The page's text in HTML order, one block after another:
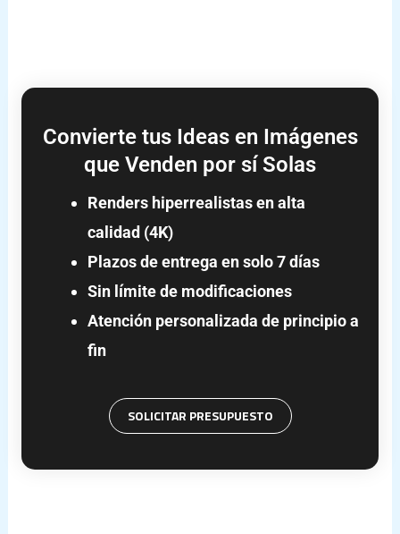
Convierte tus Ideas en Imágenes
que Venden por sí Solas
Renders hiperrealistas en alta
calidad (4K)
Plazos de entrega en solo 7 días
Sin límite de modificaciones
Atención personalizada de principio a
fin
SOLICITAR PRESUPUESTO